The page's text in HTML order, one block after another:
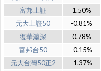
富邦上証
1.50%
元大上證50
-0.81%
復華滬深
0.78%
富邦台50
-0.15%
元大台灣50正2
-1.37%